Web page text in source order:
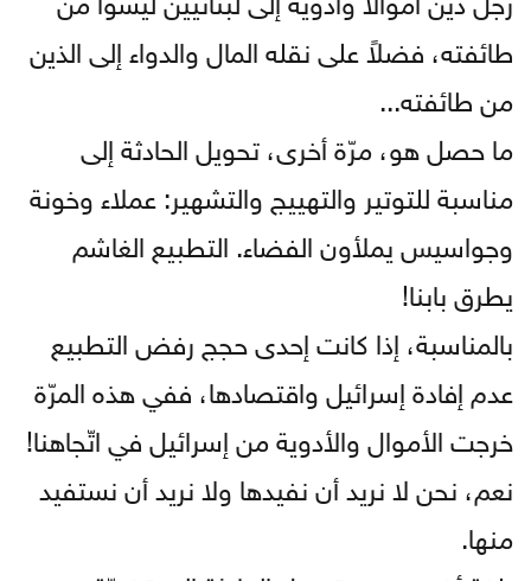
طائفته، فضلاً على نقله المال والدواء إلى الذين
من طائفته...
ما حصل هو، مرّة أخرى، تحويل الحادثة إلى
مناسبة للتوتير والتهييج والتشهير: عملاء وخونة
وجواسيس يملأون الفضاء. التطبيع الغاشم
يطرق بابنا!
بالمناسبة، إذا كانت إحدى حجج رفض التطبيع
عدم إفادة إسرائيل واقتصادها، ففي هذه المرّة
خرجت الأموال والأدوية من إسرائيل في اتّجاهنا!
نعم، نحن لا نريد أن نفيدها ولا نريد أن نستفيد
منها.